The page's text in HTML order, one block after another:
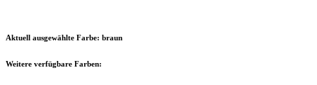
Aktuell ausgewählte Farbe: braun
Weitere verfügbare Farben: